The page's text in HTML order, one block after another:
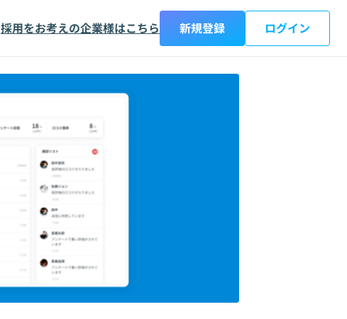
採用をお考えの企業様はこちら 新規登録 ログイン